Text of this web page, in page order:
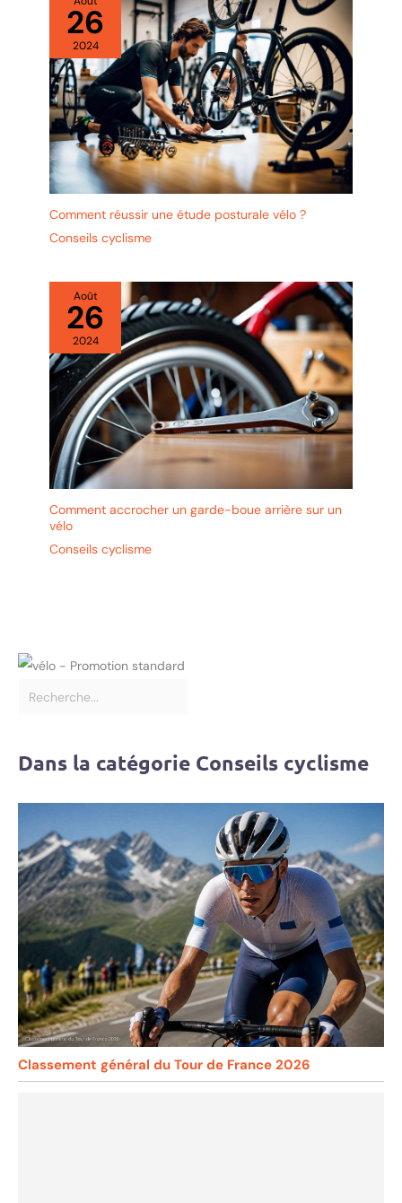
26
2024
Comment réussir une étude posturale vélo ?
Conseils cyclisme
Août
26
2024
Comment accrocher un garde-boue arrière sur un
vélo
Conseils cyclisme
Dans la catégorie Conseils cyclisme
Classement général du Tour de France 2026